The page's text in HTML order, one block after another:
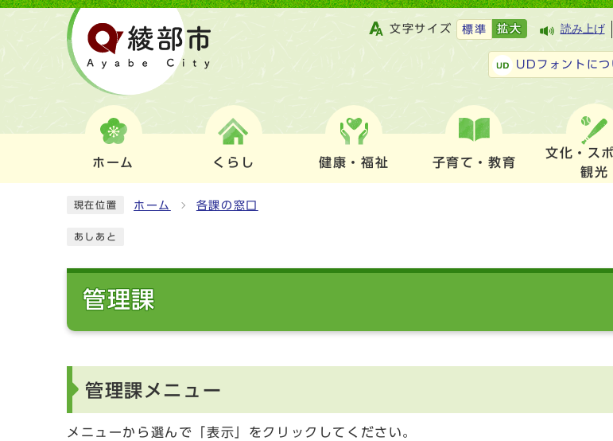
文字サイズ 標準 拡大 読み上げ
UDフォントにつ
ホーム くらし 健康・福祉 子育て・教育
文化・ス
観光
現在位置 ホーム 各課の窓口
あしあと
管理課
管理課メニュー
メニューから選んで「表示」をクリックしてください。